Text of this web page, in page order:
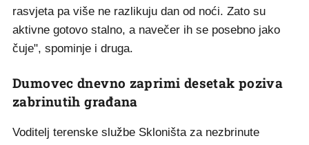
rasvjeta pa više ne razlikuju dan od noći. Zato su
aktivne gotovo stalno, a navečer ih se posebno jako
čuje", spominje i druga.
Dumovec dnevno zaprimi desetak poziva
zabrinutih građana
Voditelj terenske službe Skloništa za nezbrinute